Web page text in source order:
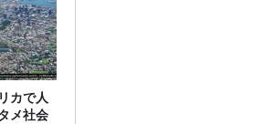
カで人
メ社会